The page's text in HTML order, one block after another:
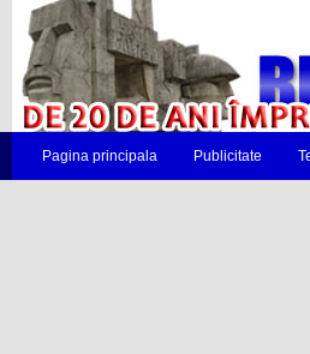
Pagina principala Publicitate